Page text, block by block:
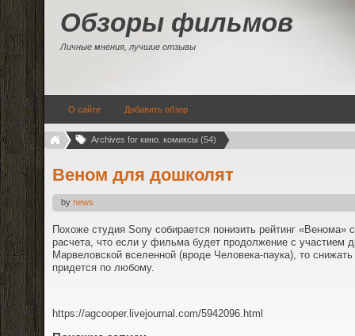
Обзоры фильмов
Личные мнения, лучшие отзывы
О сайте Добавить обзор
Archives for кино. комиксы (54)
Веном для дошколят
by news
Похоже студия Sony собирается понизить рейтинг «Венома»
расчета, что если у фильма будет продолжение с участием
Марвеловской вселенной (вроде Человека-паука), то снижать
придется по любому.
https://agcooper.livejournal.com/5942096.html